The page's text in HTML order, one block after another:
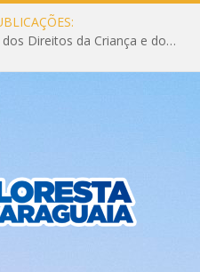
Eleição do Conselho Municipal dos Direitos da Criança e do Adolescente CMDCA 2026